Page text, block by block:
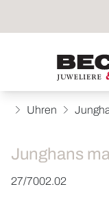
Uhren
Junghans
27/7002.02